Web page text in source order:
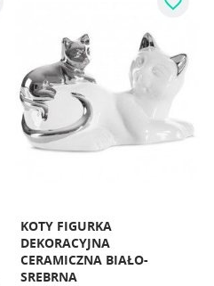
KOTY FIGURKA
DEKORACYJNA
CERAMICZNA BIAŁO-
SREBRNA